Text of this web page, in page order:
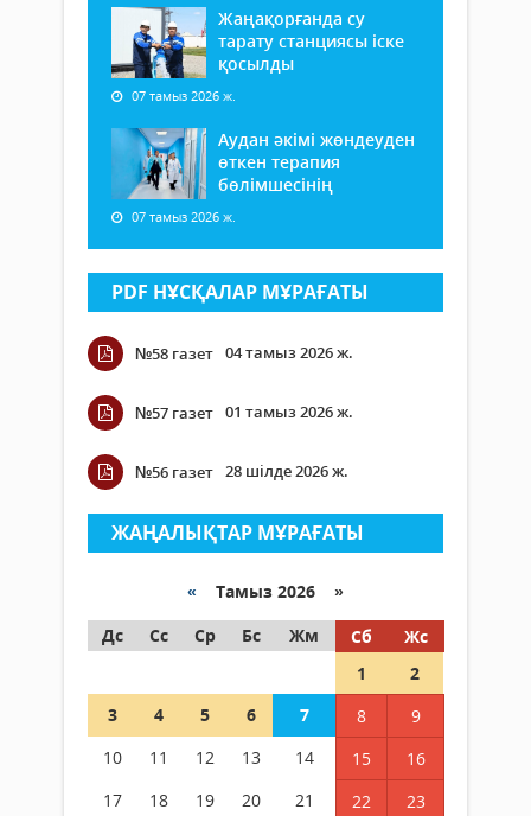
Жаңақорғанда су
тарату станциясы іске
қосылды
07 тамыз 2026 ж.
Аудан әкімі жөндеуден
өткен терапия
бөлімшесінің
07 тамыз 2026 ж.
PDF НҰСҚАЛАР МҰРАҒАТЫ
№58 газет 04 тамыз 2026 ж.
№57 газет 01 тамыз 2026 ж.
№56 газет 28 шілде 2026 ж.
ЖАҢАЛЫҚТАР МҰРАҒАТЫ
« Тамыз 2026 »
Дс
Сс Ср Бс Жм Сб
Жс
1
2
3
4 5 6 7 8
9
10
11 12 13 14 15
16
17
18 19 20 21 22
23